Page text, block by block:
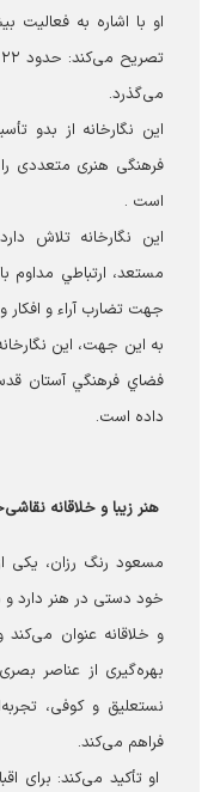
او با اشاره به
می‌گذرد.
این نگارخانه از بدو
فرهنگی هنری متعددی
است .
این نگارخانه تلاش
مستعد، ارتباطي مداوم
جهت تضارب آراء و افكار
به اين جهت، اين
فضاي فرهنگي آستان
داده است.
هنر زیبا و خلاقانه
مسعود رنگ رزان، یکی
خود دستی در هنر دارد
و خلاقانه عنوان
بهره‌گیری از عناصر
نستعلیق و کوفی،
فراهم می‌کند.
او تأکید می‌کند: برای